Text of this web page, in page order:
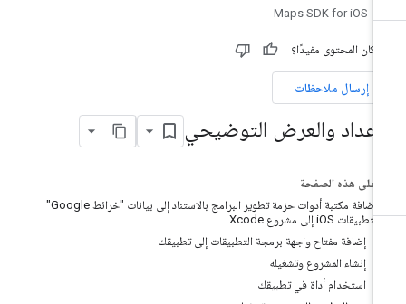
Maps SDK for iOS
كان المحتوى مفيدًا؟
إرسال ملاحظات
والعرض التوضيحي
على هذه الصفحة
إضافة مكتبة أدوات حزمة تطوير البرامج بالاستناد إلى بيانات "خرائط Google"
لتطبيقات iOS إلى مشروع Xcode
إضافة مفتاح واجهة برمجة التطبيقات إلى تطبيقك
إنشاء المشروع وتشغيله
استخدام أداة في تطبيقك